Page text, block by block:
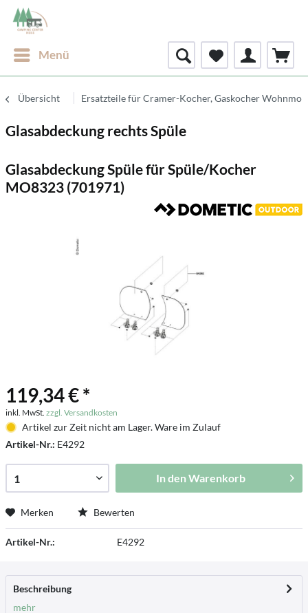
Menü
Übersicht Ersatzteile für Cramer-Kocher, Gaskocher
Glasabdeckung rechts Spüle
Glasabdeckung Spüle für Spüle/Kocher
MO8323 (701971)
119,34 € *
inkl. MwSt. zzgl. Versandkosten
Artikel zur Zeit nicht am Lager. Ware im Zulauf
Artikel-Nr.: E4292
In den Warenkorb
Merken Bewerten
Artikel-Nr.: E4292
Beschreibung
mehr